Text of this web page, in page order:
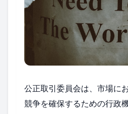
公正取引委員会は、市場に
競争を確保するための行政